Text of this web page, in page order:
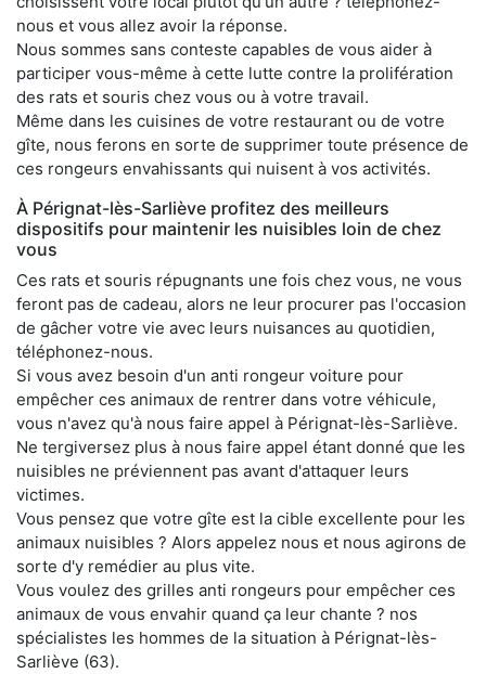
nous et vous allez avoir la réponse.
Nous sommes sans conteste capables de vous aider à
participer vous-même à cette lutte contre la prolifération
des rats et souris chez vous ou à votre travail.
Même dans les cuisines de votre restaurant ou de votre
gîte, nous ferons en sorte de supprimer toute présence de
ces rongeurs envahissants qui nuisent à vos activités.
À Pérignat-lès-Sarliève profitez des meilleurs
dispositifs pour maintenir les nuisibles loin de chez
vous
Ces rats et souris répugnants une fois chez vous, ne vous
feront pas de cadeau, alors ne leur procurer pas l'occasion
de gâcher votre vie avec leurs nuisances au quotidien,
téléphonez-nous.
Si vous avez besoin d'un anti rongeur voiture pour
empêcher ces animaux de rentrer dans votre véhicule,
vous n'avez qu'à nous faire appel à Pérignat-lès-Sarliève.
Ne tergiversez plus à nous faire appel étant donné que les
nuisibles ne préviennent pas avant d'attaquer leurs
victimes.
Vous pensez que votre gîte est la cible excellente pour les
animaux nuisibles ? Alors appelez nous et nous agirons de
sorte d'y remédier au plus vite.
Vous voulez des grilles anti rongeurs pour empêcher ces
animaux de vous envahir quand ça leur chante ? nos
spécialistes les hommes de la situation à Pérignat-lès-
Sarliève (63).